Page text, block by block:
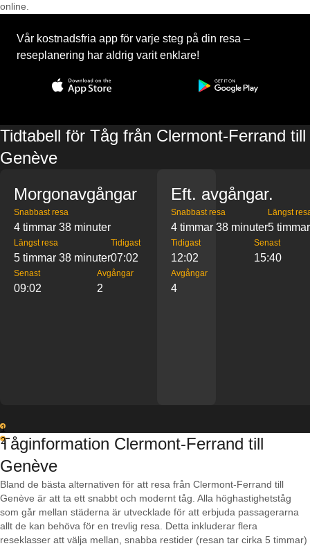
online.
Vår kostnadsfria app för varje steg på din resa –
reseplanering har aldrig varit enklare!
Tidtabell för Tåg från Clermont-Ferrand till
Genève
Morgonavgångar
Snabbast resa
4 timmar 38 minuter
Längst resa
5 timmar 38 minuter
Tidigast
07:02
Senast
09:02
Avgångar
2
Eft. avgångar.
Snabbast resa
4 timmar 38 minuter
Längst
5
Tidigast
12:02
Senast
15:40
Avgångar
4
1
2
Tåginformation Clermont-Ferrand till
Genève
Bland de bästa alternativen för att resa från Clermont-Ferrand till
Genève är att ta ett snabbt och modernt tåg. Alla höghastighetståg
som går mellan städerna är utvecklade för att erbjuda passagerarna
allt de kan behöva för en trevlig resa. Detta inkluderar flera
reseklasser att välja mellan, snabba restider (resan tar cirka 5 timmar)